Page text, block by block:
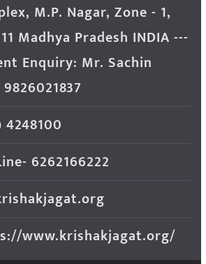
M.P. Nagar, Zone - 1,
Madhya Pradesh INDIA ---
Enquiry: Mr. Sachin
6262166222
www.krishakjagat.org/